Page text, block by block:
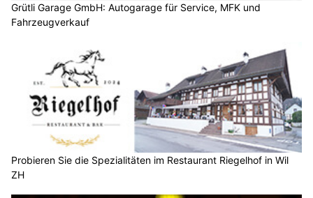
Grütli Garage GmbH: Autogarage für Service, MFK und
Fahrzeugverkauf
Probieren Sie die Spezialitäten im Restaurant Riegelhof in Wil
ZH